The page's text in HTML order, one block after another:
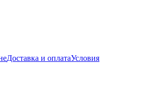
Доставка и оплатаУсловия